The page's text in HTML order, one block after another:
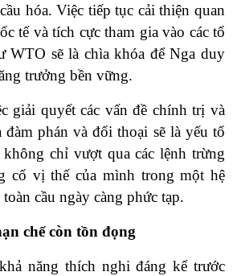
hóa. Việc tiếp tục cải thiện quan
tế và tích cực tham gia vào các tổ
WTO sẽ là chìa khóa để Nga duy
trưởng bền vững.
giải quyết các vấn đề chính trị và
phán và đối thoại sẽ là yếu tố
chỉ vượt qua các lệnh trừng
cố vị thế của mình trong một hệ
cầu ngày càng phức tạp.
chế còn tồn đọng
năng thích nghi đáng kể trước